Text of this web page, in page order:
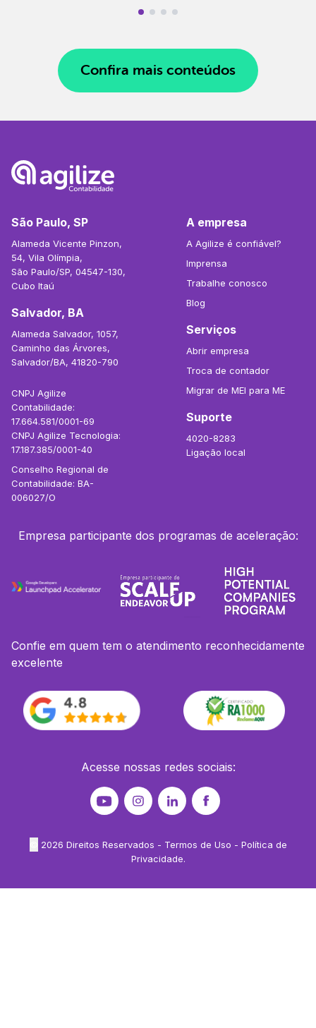
Confira mais conteúdos
São Paulo, SP
Alameda Vicente Pinzon,
54, Vila Olímpia,
São Paulo/SP, 04547-130,
Cubo Itaú
Salvador, BA
Alameda Salvador, 1057,
Caminho das Árvores,
Salvador/BA, 41820-790
CNPJ Agilize
Contabilidade:
17.664.581/0001-69
CNPJ Agilize Tecnologia:
17.187.385/0001-40
Conselho Regional de
Contabilidade: BA-
006027/O
A empresa
A Agilize é confiável?
Imprensa
Trabalhe conosco
Blog
Serviços
Abrir empresa
Troca de contador
Migrar de MEI para ME
Suporte
4020-8283
Ligação local
Empresa participante dos programas de aceleração:
Confie em quem tem o atendimento reconhecidamente
excelente
Acesse nossas redes sociais:
2026 Direitos Reservados - Termos de Uso - Política de
Privacidade.